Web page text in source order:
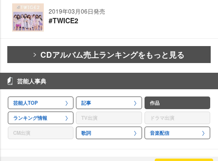
2019年03月06日発売
#TWICE2
CDアルバム売上ランキングをもっと見る
芸能人事典
芸能人TOP 記事 作品
ランキング情報 TV出演 ドラマ出演
CM出演 歌詞 音楽配信